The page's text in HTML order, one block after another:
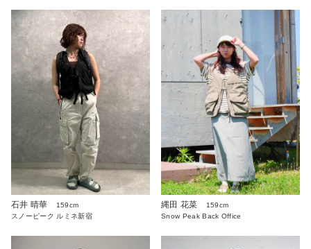
石井 晴華
159cm
スノーピーク ルミネ新宿
縄田 花菜
159cm
Snow Peak Back Office